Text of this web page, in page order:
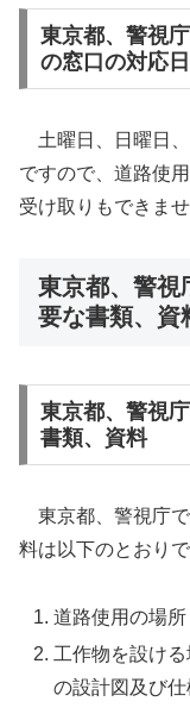
東京都、警視
の窓口の対応日
土曜日、日曜日
ですので、道路使
受け取りもできませ
東京都、警視
要な書類、資
東京都、警視
書類、資料
東京都、警視庁
料は以下のとおりで
道路使用の場
工作物を設け
の設計図及び